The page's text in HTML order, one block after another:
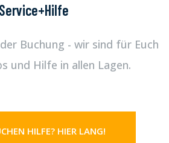
Service+Hilfe
Buchung - wir sind für Euch
und Hilfe in allen Lagen.
HILFE? HIER LANG!